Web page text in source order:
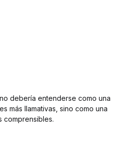
debería entenderse como una
más llamativas, sino como una
comprensibles.